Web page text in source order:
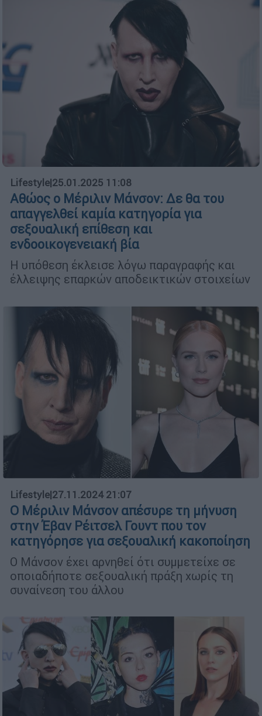
Lifestyle|25.01.2025 11:08
Αθώος ο Μέριλιν Μάνσον: Δε θα του
απαγγελθεί καμία κατηγορία για
σεξουαλική επίθεση και
ενδοοικογενειακή βία
Η υπόθεση έκλεισε λόγω παραγραφής και
έλλειψης επαρκών αποδεικτικών στοιχείων
Lifestyle|27.11.2024 21:07
Ο Μέριλιν Μάνσον απέσυρε τη μήνυση
στην Έβαν Ρέιτσελ Γουντ που τον
κατηγόρησε για σεξουαλική κακοποίηση
Ο Μάνσον έχει αρνηθεί ότι συμμετείχε σε
οποιαδήποτε σεξουαλική πράξη χωρίς τη
συναίνεση του άλλου